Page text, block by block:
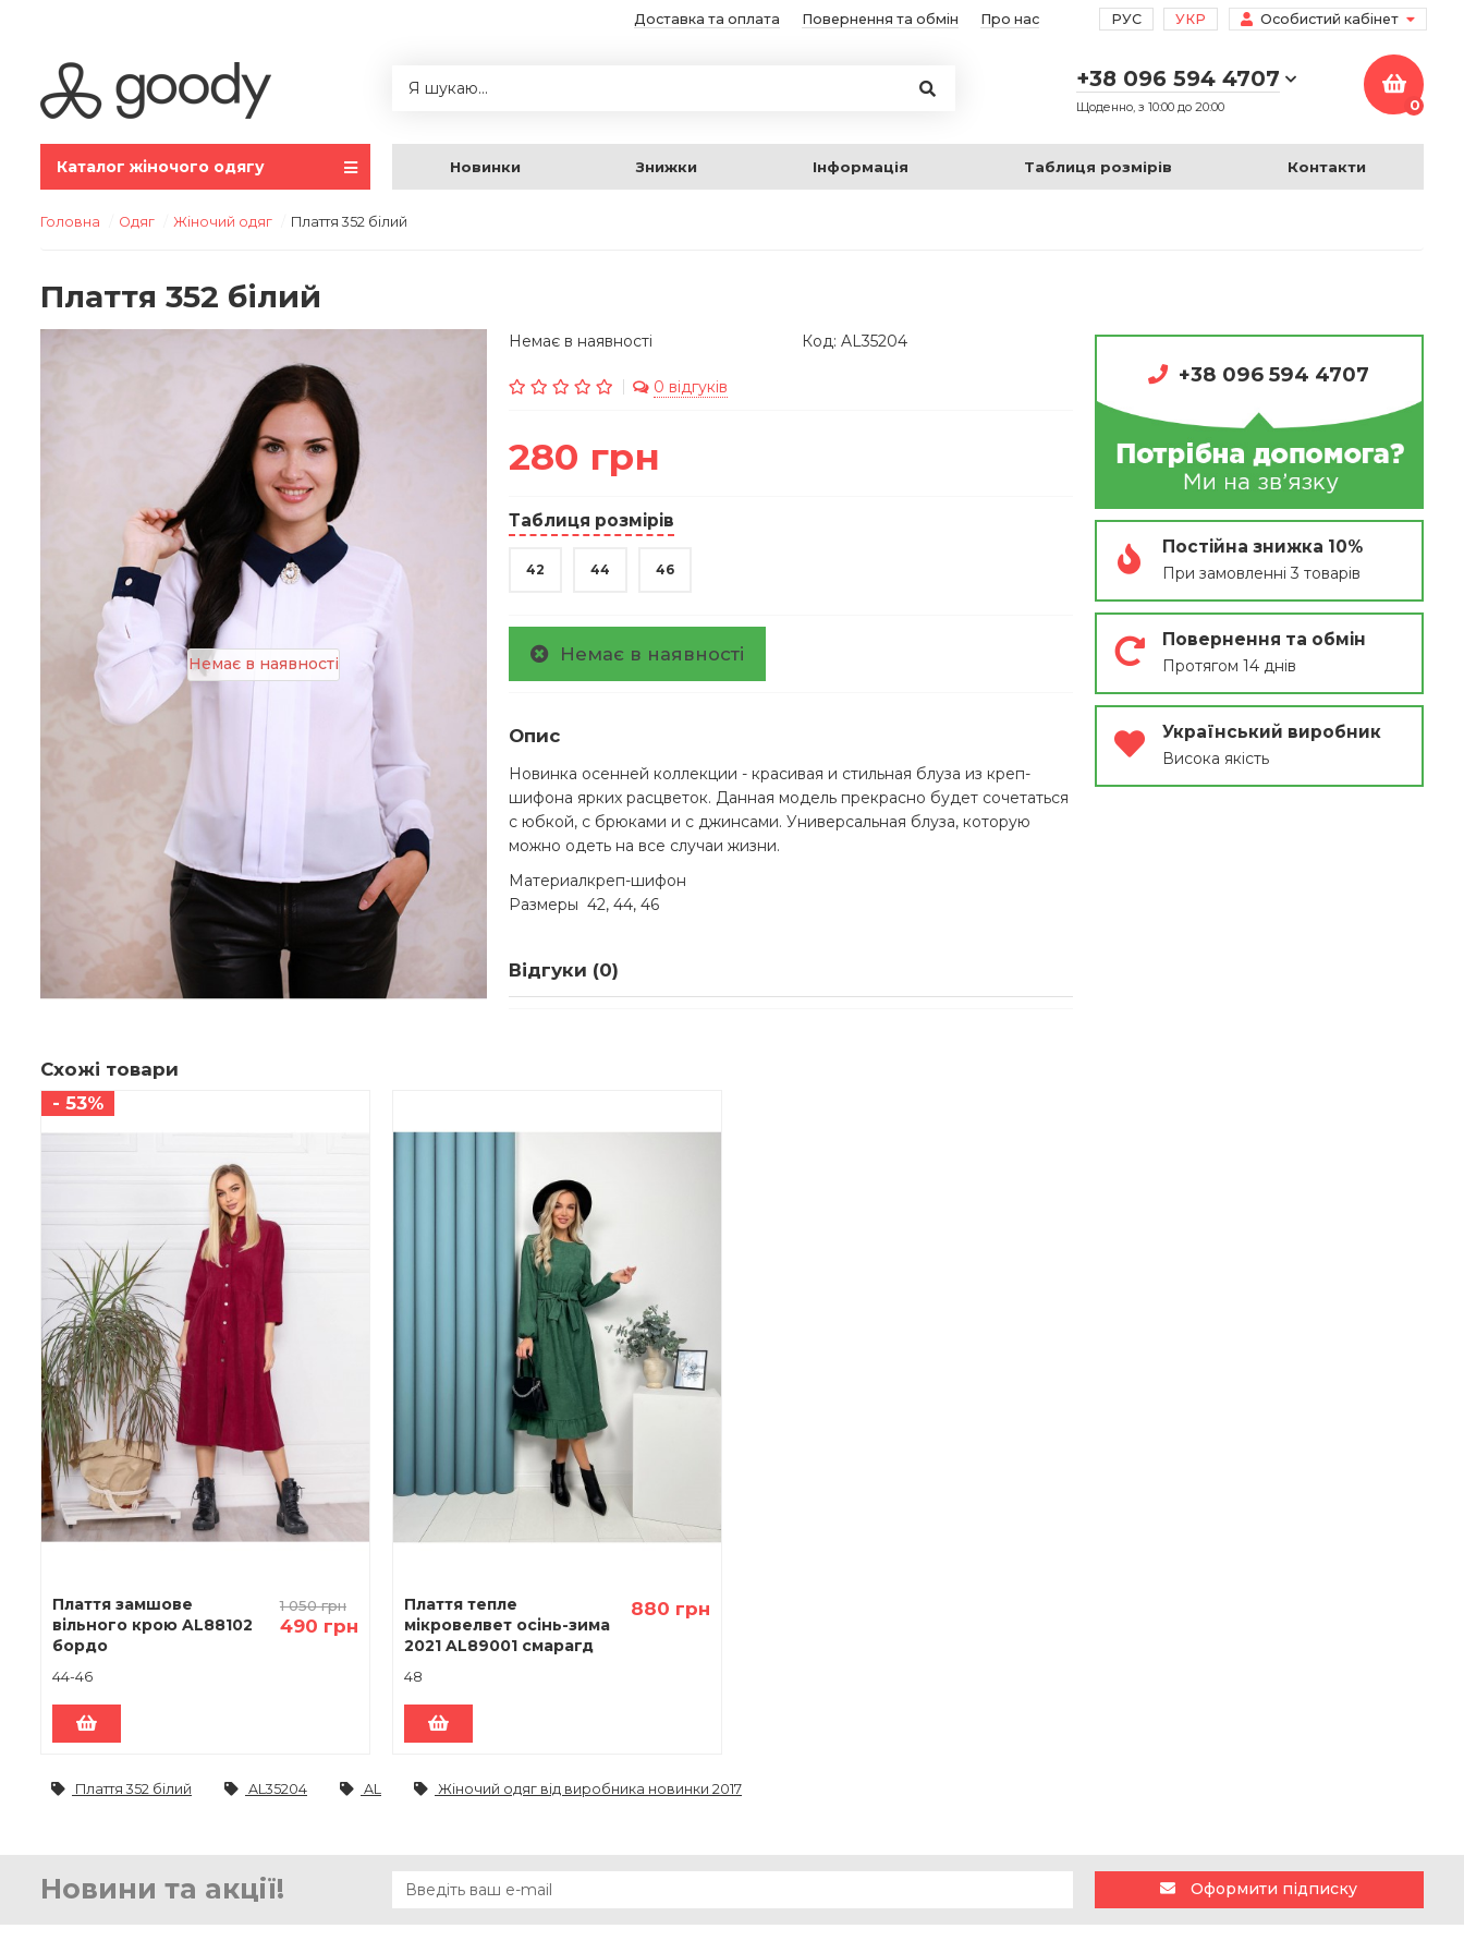
Особистий кабінет
РУС УКР
Доставка та оплата Повернення та обмін Про нас
+38 096 594 4707
Щоденно, з 10:00 до 20:00 0
Новинки Знижки Інформація Таблиця розмірів Контакти
Каталог жіночого одягу
Головна Одяг Жіночий одяг Плаття 352 білий
Плаття 352 білий
Немає в наявності
Немає в наявності Код: AL35204
0 відгуків
280 грн
Таблиця розмірів
42 44 46
Немає в наявності
Опис
Новинка осенней коллекции - красивая и стильная блуза из креп-
шифона ярких расцветок. Данная модель прекрасно будет сочетаться
с юбкой, с брюками и с джинсами. Универсальная блуза, которую
можно одеть на все случаи жизни.
Материалкреп-шифон
Размеры 42, 44, 46
Відгуки (0)
+38 096 594 4707
Постійна знижка 10%
При замовленні 3 товарів
Повернення та обмін
Протягом 14 днів
Український виробник
Висока якість
Схожі товари
- 53%
1 050 грн
490 грн
Плаття замшове
вільного крою AL88102
бордо
44-46
880 грн
Плаття тепле
мікровелвет осінь-зима
2021 AL89001 смарагд
48
Плаття 352 білий AL35204 AL Жіночий одяг від виробника новинки 2017
Новини та акції! Оформити підписку